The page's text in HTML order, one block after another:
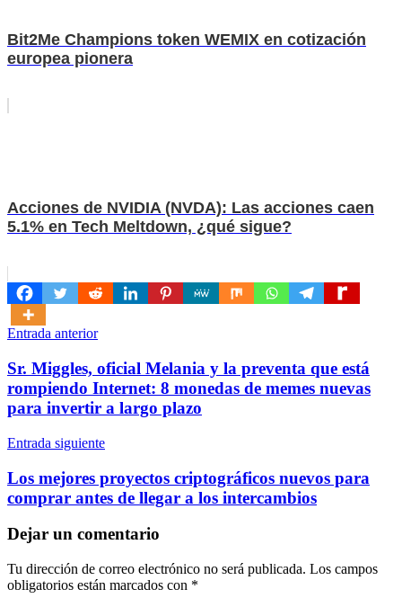
Bit2Me Champions token WEMIX en cotización
europea pionera
Acciones de NVIDIA (NVDA): Las acciones caen
5.1% en Tech Meltdown, ¿qué sigue?
Navegación
de
entradas
Entrada anterior
Sr. Miggles, oficial Melania y la preventa que está
rompiendo Internet: 8 monedas de memes nuevas
para invertir a largo plazo
Entrada siguiente
Los mejores proyectos criptográficos nuevos para
comprar antes de llegar a los intercambios
Dejar un comentario
Tu dirección de correo electrónico no será publicada. Los campos
obligatorios están marcados con *